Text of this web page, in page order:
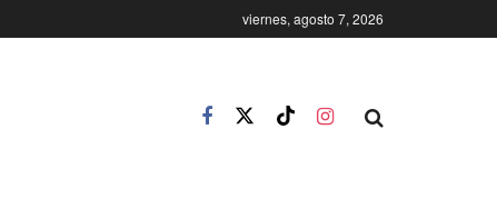
viernes, agosto 7, 2026